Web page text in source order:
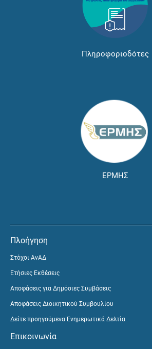
Πληροφοριοδότες
ΕΡΜΗΣ
Πλοήγηση
Στόχοι ΑνΑΔ
Ετήσιες Εκθέσεις
Αποφάσεις για Δημόσιες Συμβάσεις
Αποφάσεις Διοικητικού Συμβουλίου
Δείτε προηγούμενα Ενημερωτικά Δελτία
Επικοινωνία